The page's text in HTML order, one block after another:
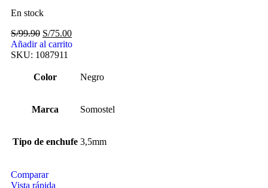
En stock
S/99.90 S/75.00
Añadir al carrito
SKU: 1087911
Color Negro
Marca Somostel
Tipo de enchufe 3,5mm
Comparar
Vista rápida